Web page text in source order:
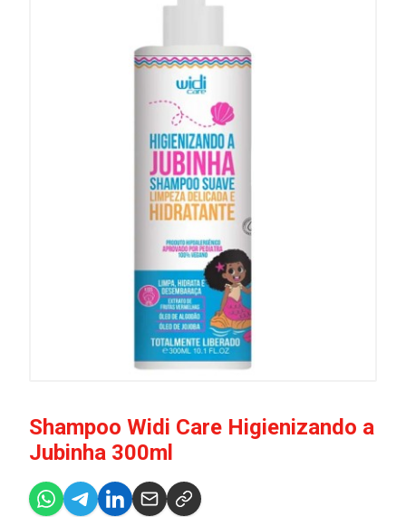
Shampoo Widi Care Higienizando a
Jubinha 300ml